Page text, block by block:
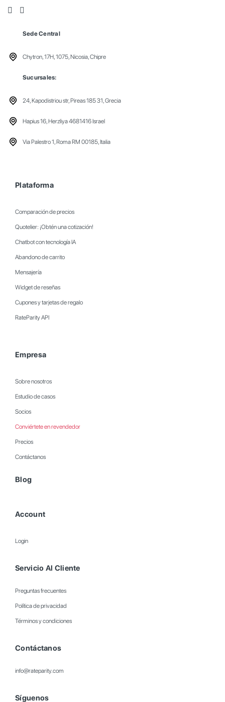
Sede Central
Chytron, 17H, 1075, Nicosia, Chipre
Sucursales:
24, Kapodistriou str, Pireas 185 31, Grecia
Hapius 16, Herzliya 4681416 Israel
Via Palestro 1, Roma RM 00185, Italia
Plataforma
Comparación de precios
Quotelier: ¡Obtén una cotización!
Chatbot con tecnología IA
Abandono de carrito
Mensajería
Widget de reseñas
Cupones y tarjetas de regalo
RateParity API
Empresa
Sobre nosotros
Estudio de casos
Socios
Conviértete en revendedor
Precios
Contáctanos
Blog
Account
Login
Servicio Al Cliente
Preguntas frecuentes
Política de privacidad
Términos y condiciones
Contáctanos
info@rateparity.com
Síguenos